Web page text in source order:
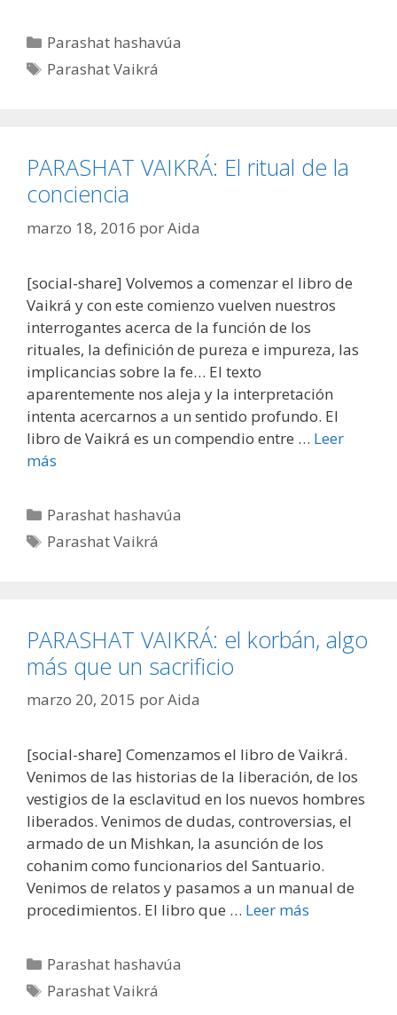
Parashat hashavúa
Parashat Vaikrá
PARASHAT VAIKRÁ: El ritual de la
conciencia
marzo 18, 2016 porAida
[social-share] Volvemos a comenzar el libro de
Vaikrá y con este comienzo vuelven nuestros
interrogantes acerca de la función de los
rituales, la definición de pureza e impureza, las
implicancias sobre la fe… El texto
aparentemente nos aleja y la interpretación
intenta acercarnos a un sentido profundo. El
libro de Vaikrá es un compendio entre … Leer
más
Parashat hashavúa
Parashat Vaikrá
PARASHAT VAIKRÁ: el korbán, algo
más que un sacrificio
marzo 20, 2015 porAida
[social-share] Comenzamos el libro de Vaikrá.
Venimos de las historias de la liberación, de los
vestigios de la esclavitud en los nuevos hombres
liberados. Venimos de dudas, controversias, el
armado de un Mishkan, la asunción de los
cohanim como funcionarios del Santuario.
Venimos de relatos y pasamos a un manual de
procedimientos. El libro que … Leer más
Parashat hashavúa
Parashat Vaikrá